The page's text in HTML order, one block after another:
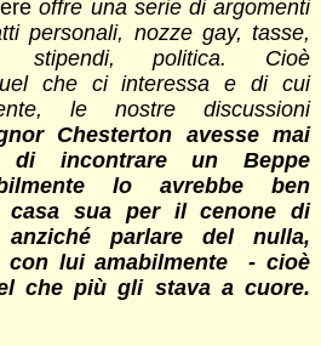
offre una serie di argomenti
personali, nozze gay, tasse,
stipendi, politica. Cioè
che ci interessa e di cui
le nostre discussioni
Chesterton avesse mai
di incontrare un Beppe
lo avrebbe ben
casa sua per il cenone di
parlare del nulla,
con lui amabilmente - cioè
che più gli stava a cuore.